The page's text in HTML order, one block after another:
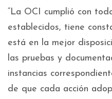
“La OCI cumplió con
establecidos, tiene
está en la mejor
las pruebas y
instancias
de que cada acción